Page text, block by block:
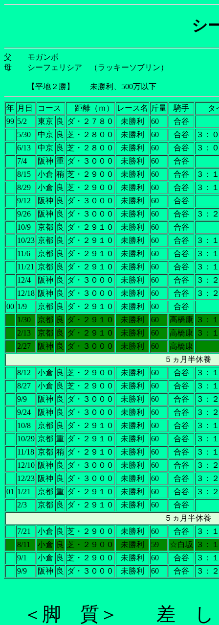
シ
父 モガンボ
母 シーフェリシア （ラッキーソブリン）
【平地２勝】 未勝利、500万以下
年 月日 コース 距離（ｍ） レース名 斤量 騎手
タ
99 5/2 東京 良 ダ・２７８０ 未勝利 60
合谷
5/30
中京 良 芝・２８００ 未勝利 60 合谷
３：
6/13
中京 良 芝・２８００ 未勝利 60 合谷
３：
7/4
阪神 重 ダ・３０００ 未勝利 60
合谷
8/15
小倉 稍 芝・２９００ 未勝利 60 合谷
３：
8/29
小倉 良 芝・２９００ 未勝利 60 合谷
３：
9/12
阪神 良 ダ・３０００ 未勝利 60
合谷
9/26
阪神 良 ダ・３０００ 未勝利 60 合谷
３：
10/9
京都 良 ダ・２９１０ 未勝利 60
合谷
10/23 京都 良 ダ・２９１０ 未勝利 60 合谷
３：
11/6
京都 良 ダ・２９１０ 未勝利 60 合谷
３：
11/21 京都 良 ダ・２９１０ 未勝利 60 合谷
３：
12/4
阪神 良 ダ・３０００ 未勝利 60 合谷
３：
12/18 阪神 良 ダ・３０００ 未勝利 60 合谷
３：
00 1/9 京都 良 ダ・２９１０ 未勝利 60
合谷
1/30
京都 良 ダ・２９１０ 未勝利 60 高橋康 ３：
2/13
京都 良 ダ・２９１０ 未勝利 60 高橋康 ３：
2/27
阪神 良 ダ・３０００ 未勝利 60
高橋康
５ヵ月半休養
8/12
小倉 良 芝・２９００ 未勝利 60 合谷
３：
8/27
小倉 良 芝・２９００ 未勝利 60 合谷
３：
9/9
阪神 良 ダ・３０００ 未勝利 60 合谷
３：
9/24
阪神 良 ダ・３０００ 未勝利 60 合谷
３：
10/8
京都 良 ダ・２９１０ 未勝利 60 合谷
３：
10/29 京都 重 ダ・２９１０ 未勝利 60 合谷
３：
11/18 京都 稍 ダ・２９１０ 未勝利 60 合谷
３：
12/10 阪神 良 ダ・３０００ 未勝利 60 合谷
３：
12/23 阪神 良 ダ・３０００ 未勝利 60 合谷
３：
01 1/21 京都 重 ダ・２９１０ 未勝利 60 合谷
３：
2/3
京都 良 ダ・２９１０ 未勝利 60
合谷
５ヵ月半休養
7/21
小倉 良 芝・２９００ 未勝利 60 合谷
３：
8/11
小倉 良 芝・２９００ 未勝利 59 ☆白坂
３：
9/1
小倉 良 芝・２９００ 未勝利 60 合谷
３：
9/9
阪神 良 ダ・３０００ 未勝利 60 合谷 ３：
＜脚 質＞ 差 し